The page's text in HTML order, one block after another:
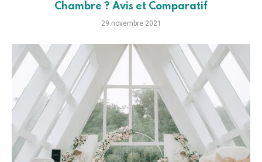
Chambre ? Avis et Comparatif
29 novembre 2021